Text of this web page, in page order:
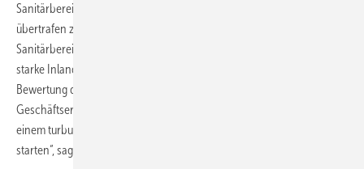
Sanitärbereich zu Beginn der Pandemie stark gedämpft waren,
übertrafen zum Jahresende die Geschäftserwartungen im
Sanitärbereich die der Bereiche Heizung und Lüftung / Klima. „Die
starke Inlandsnachfrage führt zum Jahresende zu einer positiven
Bewertung der Geschäftslage und der zukünftigen
Geschäftserwartungen im Sanitärbereich. Damit können wir nach
einem turbulenten Jahr mit einer positiven Entwicklung ins Jahr 2021
starten“, sagt Jens Wischmann, Geschäftsführer VDS.